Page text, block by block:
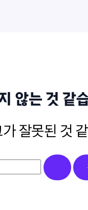
않는 것 같
잘못된 것